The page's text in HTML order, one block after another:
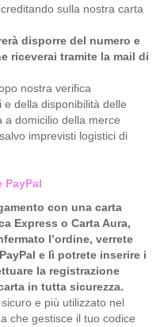
sulla nostra carta
disporre del numero e
riceverai tramite la mail di
nostra verifica
e della disponibilità delle
a domicilio della merce
imprevisti logistici di
PayPal
con una carta
Express o Carta Aura,
l’ordine, verrete
e lì potrete inserire i
la registrazione
in tutta sicurezza.
e più utilizzato nel
che gestisce il tuo codice